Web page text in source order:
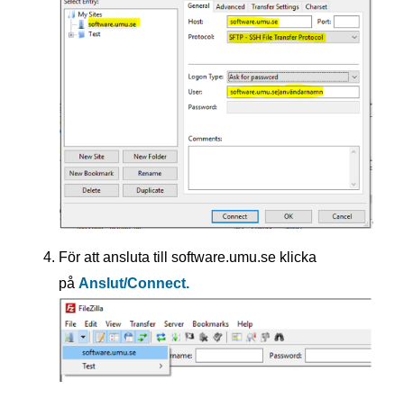
För att ansluta till software.umu.se klicka
på Anslut/Connect.